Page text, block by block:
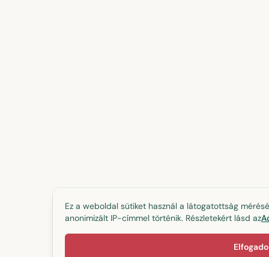
Ez a weboldal sütiket használ a látogatottság
anonimizált IP-címmel történik. Részletekért lásd az